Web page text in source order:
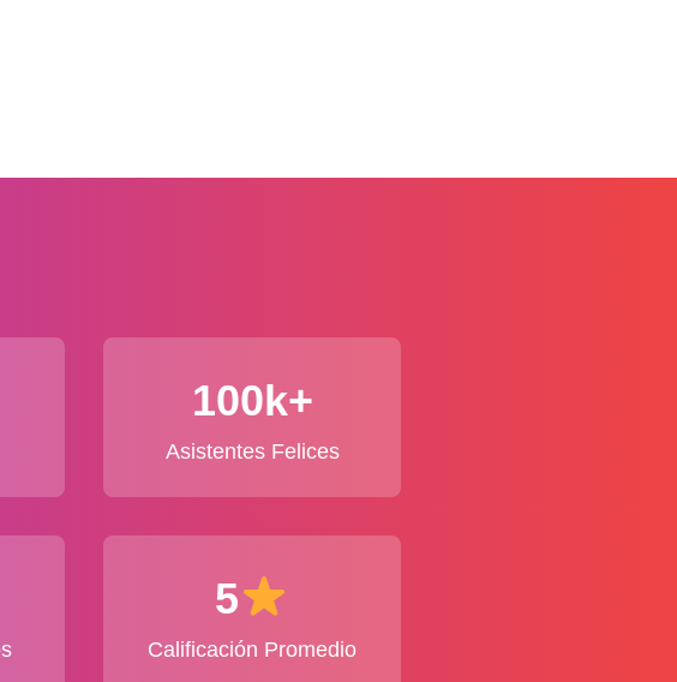
100k+
Asistentes Felices
5
Calificación Promedio